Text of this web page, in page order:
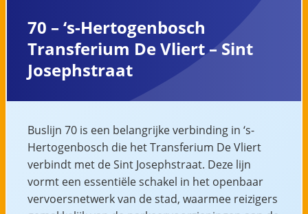
70 – ‘s-Hertogenbosch
Transferium De Vliert – Sint
Josephstraat
Buslijn 70 is een belangrijke verbinding in ‘s-
Hertogenbosch die het Transferium De Vliert
verbindt met de Sint Josephstraat. Deze lijn
vormt een essentiële schakel in het openbaar
vervoersnetwerk van de stad, waarmee reizigers